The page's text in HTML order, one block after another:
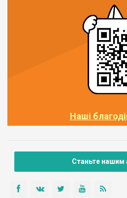
Наші
Станьте нашим